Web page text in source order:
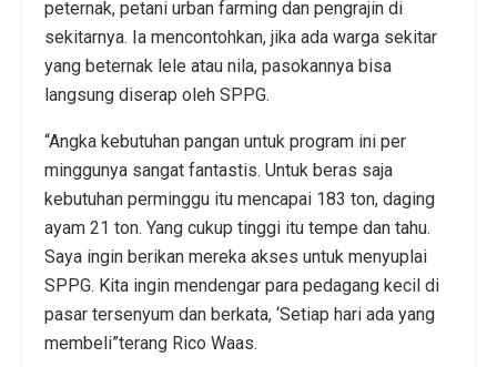
peternak, petani urban farming dan pengrajin di
sekitarnya. Ia mencontohkan, jika ada warga sekitar
yang beternak lele atau nila, pasokannya bisa
langsung diserap oleh SPPG.
“Angka kebutuhan pangan untuk program ini per
minggunya sangat fantastis. Untuk beras saja
kebutuhan perminggu itu mencapai 183 ton, daging
ayam 21 ton. Yang cukup tinggi itu tempe dan tahu.
Saya ingin berikan mereka akses untuk menyuplai
SPPG. Kita ingin mendengar para pedagang kecil di
pasar tersenyum dan berkata, ‘Setiap hari ada yang
membeli”terang Rico Waas.